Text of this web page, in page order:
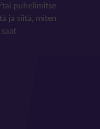
puhelimitse.
ja siitä, miten